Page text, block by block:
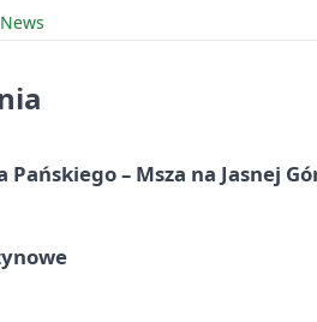
– Msza na Jasnej